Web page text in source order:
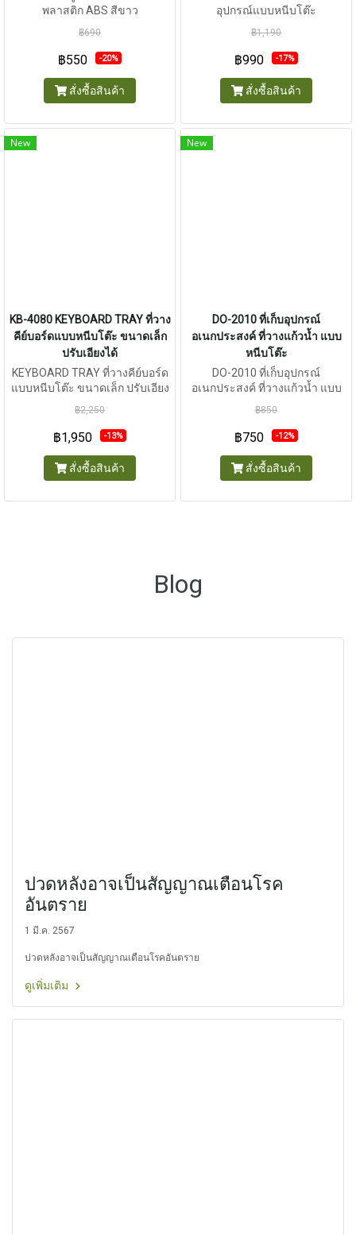
พลาสติก ABS สีขาว
฿690
฿550 -20%
สั่งซื้อสินค้า
อุปกรณ์แบบหนีบโต๊ะ
฿1,190
฿990 -17%
สั่งซื้อสินค้า
New
KB-4080 KEYBOARD TRAY ที่วาง
คีย์บอร์ดแบบหนีบโต๊ะ ขนาดเล็ก
ปรับเอียงได้
KEYBOARD TRAY ที่วางคีย์บอร์ด
แบบหนีบโต๊ะ ขนาดเล็ก ปรับเอียง
฿2,250
฿1,950 -13%
สั่งซื้อสินค้า
New
DO-2010 ที่เก็บอุปกรณ์
อเนกประสงค์ ที่วางแก้วน้ำ แบบ
หนีบโต๊ะ
DO-2010 ที่เก็บอุปกรณ์
อเนกประสงค์ ที่วางแก้วน้ำ แบบ
หนีบโต๊ะ
฿850
฿750 -12%
สั่งซื้อสินค้า
Blog
ปวดหลังอาจเป็นสัญญาณเตือนโรค
อันตราย
1 มี.ค. 2567
ปวดหลังอาจเป็นสัญญาณเตือนโรคอันตราย
ดูเพิ่มเติม